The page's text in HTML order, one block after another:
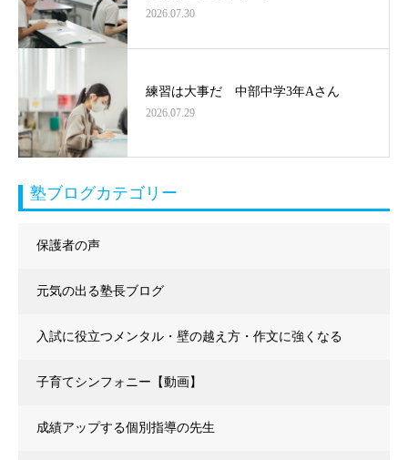
2026.07.30
練習は大事だ 中部中学3年Aさん
2026.07.29
塾ブログカテゴリー
保護者の声
元気の出る塾長ブログ
入試に役立つメンタル・壁の越え方・作文に強くなる
子育てシンフォニー【動画】
成績アップする個別指導の先生